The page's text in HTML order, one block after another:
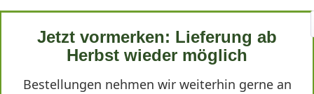
Jetzt vormerken: Lieferung ab
Herbst wieder möglich
Bestellungen nehmen wir weiterhin gerne an